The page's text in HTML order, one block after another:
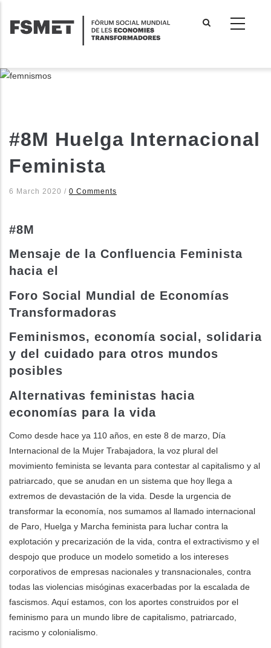
contingut
accions addicionals
#8M Huelga Internacional
Feminista
6 March 2020 / 0 Comments
#8M
Mensaje de la Confluencia Feminista
hacia el
Foro Social Mundial de Economías
Transformadoras
Feminismos, economía social, solidaria
y del cuidado para otros mundos
posibles
Alternativas feministas hacia
economías para la vida
Como desde hace ya 110 años, en este 8 de marzo, Día
Internacional de la Mujer Trabajadora, la voz plural del
movimiento feminista se levanta para contestar al capitalismo y al
patriarcado, que se anudan en un sistema que hoy llega a
extremos de devastación de la vida. Desde la urgencia de
transformar la economía, nos sumamos al llamado internacional
de Paro, Huelga y Marcha feminista para luchar contra la
explotación y precarización de la vida, contra el extractivismo y el
despojo que produce un modelo sometido a los intereses
corporativos de empresas nacionales y transnacionales, contra
todas las violencias misóginas exacerbadas por la escalada de
fascismos. Aquí estamos, con los aportes construidos por el
feminismo para un mundo libre de capitalismo, patriarcado,
racismo y colonialismo.